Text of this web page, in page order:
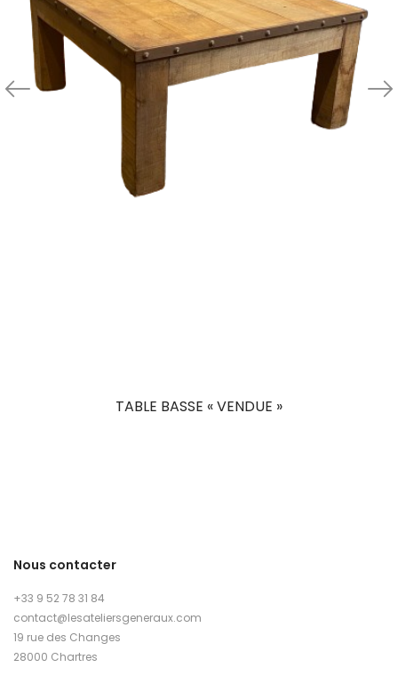
TABLE BASSE « VENDUE »
Nous contacter
+33 9 52 78 31 84
contact@lesateliersgeneraux.com
19 rue des Changes
28000 Chartres